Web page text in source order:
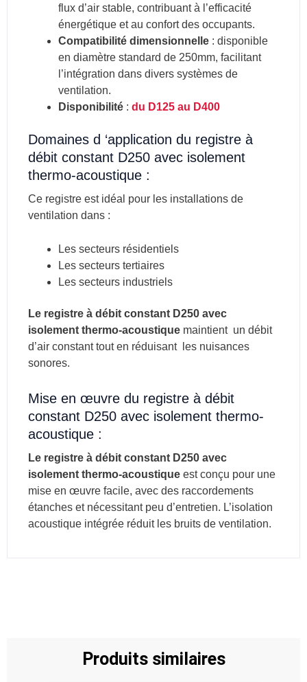
flux d’air stable, contribuant à l’efficacité
énergétique et au confort des occupants.
Compatibilité dimensionnelle: disponible
en diamètre standard de 250mm, facilitant
l’intégration dans divers systèmes de
ventilation.
Disponibilité: du D125 au D400
Domaines d ‘application du registre à
débit constant D250 avec isolement
thermo-acoustique :
Ce registre est idéal pour les installations de
ventilation dans :
Les secteurs résidentiels
Les secteurs tertiaires
Les secteurs industriels
Le registre à débit constant D250 avec
isolement thermo-acoustique maintient un débit
d’air constant tout en réduisant les nuisances
sonores.
Mise en œuvre du registre à débit
constant D250 avec isolement thermo-
acoustique :
Le registre à débit constant D250 avec
isolement thermo-acoustique est conçu pour une
mise en œuvre facile, avec des raccordements
étanches et nécessitant peu d’entretien. L’isolation
acoustique intégrée réduit les bruits de ventilation.
Produits similaires